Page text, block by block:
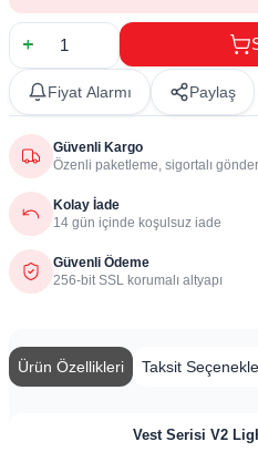
Fiyat Alarmı Paylaş
Güvenli Kargo
Özenli paketleme, sigortalı
Kolay İade
14 gün içinde koşulsuz iade
Güvenli Ödeme
256-bit SSL korumalı altyapı
Ürün Özellikleri Taksit
Vest Serisi V2